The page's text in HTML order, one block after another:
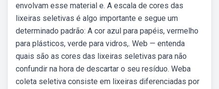
envolvam esse material e. A escala de cores das
lixeiras seletivas é algo importante e segue um
determinado padrão: A cor azul para papéis, vermelho
para plásticos, verde para vidros,. Web — entenda
quais são as cores das lixeiras seletivas para não
confundir na hora de descartar o seu resíduo. Weba
coleta seletiva consiste em lixeiras diferenciadas por